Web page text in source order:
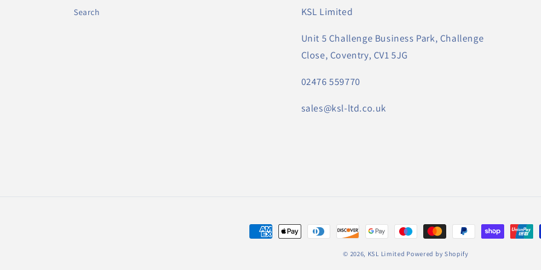
Search KSL Limited
Unit 5 Challenge Business Park, Challenge
Close, Coventry, CV1 5JG
02476 559770
sales@ksl-ltd.co.uk
Metodi
© 2026, KSL Limited Powered by Shopify